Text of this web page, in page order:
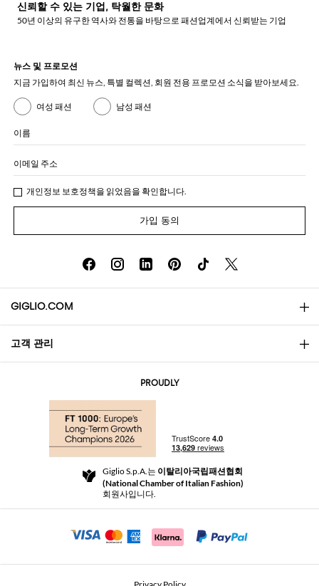
신뢰할 수 있는 기업, 탁월한 문화
50년 이상의 유구한 역사와 전통을 바탕으로 패션업계에서 신뢰받는 기업
뉴스 및 프로모션
지금 가입하여 최신 뉴스, 특별 컬렉션, 회원 전용 프로모션 소식을 받아보세요.
여성 패션 남성 패션
이름
이메일 주소
개인정보 보호정책을 읽었음을 확인합니다.
가입 동의
GIGLIO.COM
소개
Community Store
Beauty Seekers VIP Club
고객 관리
반품 및 환불
For a safe shopping experience
Security Communication
PROUDLY
Giglio S.p.A.는 이탈리아국립패션협회
(National Chamber of Italian Fashion)
회원사입니다.